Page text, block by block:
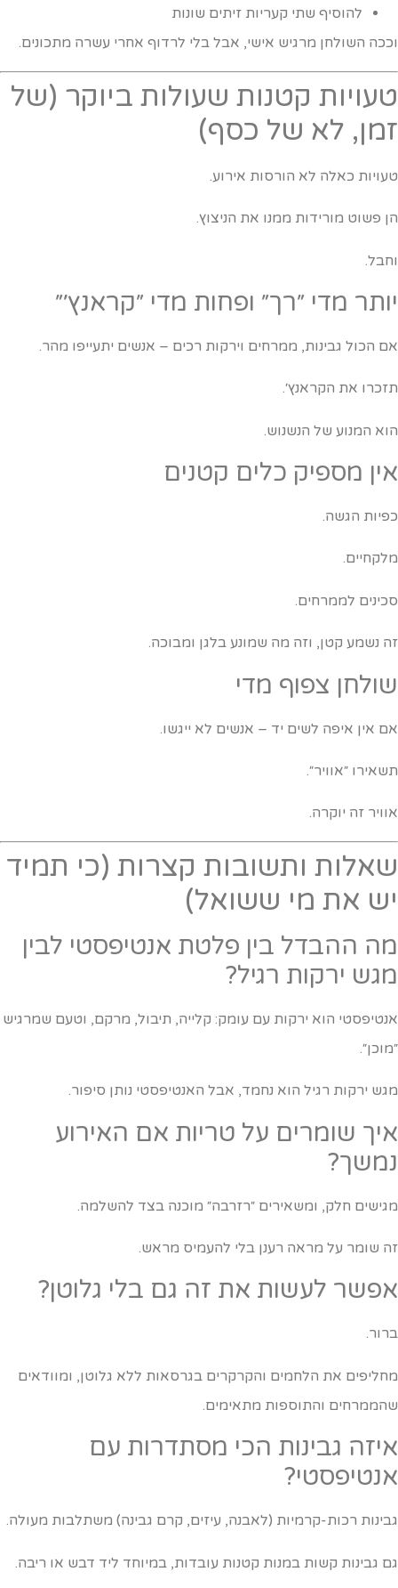
להוסיף שתי קעריות זיתים שונות
השולחן מרגיש אישי, אבל בלי לרדוף אחרי עשרה מתכונים.
קטנות שעולות ביוקר (של
לא של כסף)
כאלה לא הורסות אירוע.
פשוט מורידות ממנו את הניצוץ.
מדי ״רך״ ופחות מדי ״קראנץ׳״
הכול גבינות, ממרחים וירקות רכים – אנשים יתעייפו מהר.
את הקראנץ׳.
המנוע של הנשנוש.
מספיק כלים קטנים
הגשה.
לממרחים.
נשמע קטן, וזה מה שמונע בלגן ומבוכה.
צפוף מדי
אין איפה לשים יד – אנשים לא ייגשו.
״אוויר״.
זה יוקרה.
ותשובות קצרות (כי תמיד
את מי ששואל)
ההבדל בין פלטת אנטיפסטי לבין
ירקות רגיל?
הוא ירקות עם עומק: קלייה, תיבול, מרקם, וטעם שמרגיש
ירקות רגיל הוא נחמד, אבל האנטיפסטי נותן סיפור.
שומרים על טריות אם האירוע
חלק, ומשאירים ״רזרבה״ מוכנה בצד להשלמה.
שומר על מראה רענן בלי להעמיס מראש.
לעשות את זה גם בלי גלוטן?
את הלחמים והקרקרים בגרסאות ללא גלוטן, ומוודאים
והתוספות מתאימים.
גבינות הכי מסתדרות עם
רכות-קרמיות (לאבנה, עיזים, קרם גבינה) משתלבות מעולה.
גבינות קשות במנות קטנות עובדות, במיוחד ליד דבש או ריבה.